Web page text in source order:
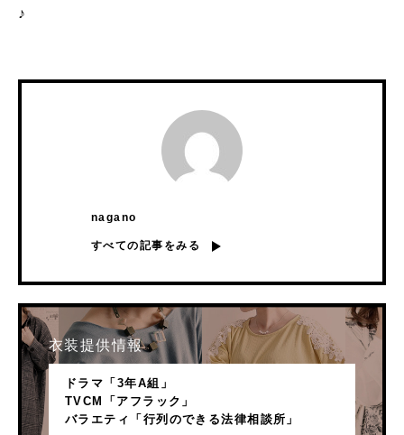
♪
nagano
すべての記事をみる
衣装提供情報
ドラマ「3年A組」
TVCM「アフラック」
バラエティ「行列のできる法律相談所」